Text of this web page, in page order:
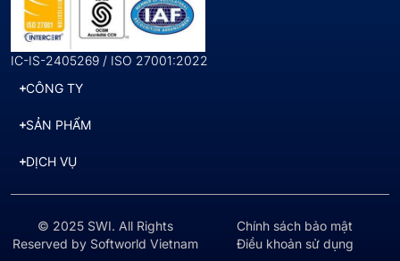
IC-IS-2405269 / ISO 27001:2022
CÔNG TY
SẢN PHẨM
DỊCH VỤ
© 2025 SWI. All Rights
Reserved by Softworld Vietnam
Chính sách bảo mật
Điều khoản sử dụng